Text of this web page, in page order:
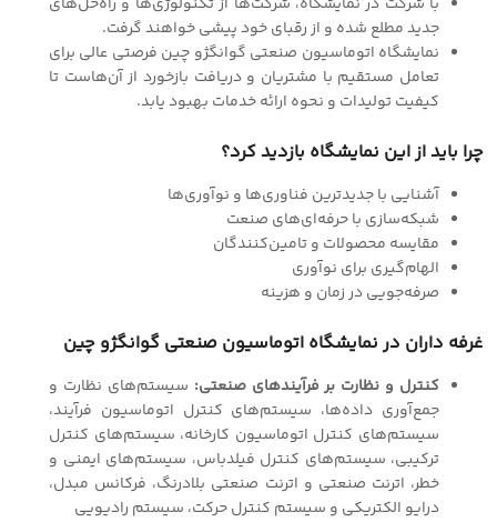
جدید مطلع شده و از رقبای خود پیشی خواهند گرفت.
نمایشگاه اتوماسیون صنعتی گوانگژو چین فرصتی عالی برای
تعامل مستقیم با مشتریان و دریافت بازخورد از آن‌هاست تا
کیفیت تولیدات و نحوه ارائه خدمات بهبود یابد.
چرا باید از این نمایشگاه بازدید کرد؟
آشنایی با جدیدترین فناوری‌ها و نوآوری‌ها
شبکه‌سازی با حرفه‌ای‌های صنعت
مقایسه محصولات و تامین‌کنندگان
الهام‌گیری برای نوآوری
صرفه‌جویی در زمان و هزینه
غرفه داران در نمایشگاه اتوماسیون صنعتی گوانگژو چین
کنترل و نظارت بر فرآیندهای صنعتی: سیستم‌های نظارت و
جمع‌آوری داده‌ها، سیستم‌های کنترل اتوماسیون فرآیند،
سیستم‌های کنترل اتوماسیون کارخانه، سیستم‌های کنترل
ترکیبی، سیستم‌های کنترل فیلدباس، سیستم‌های ایمنی و
خطر، اترنت صنعتی و اترنت صنعتی بلادرنگ، فرکانس مبدل،
درایو الکتریکی و سیستم کنترل حرکت، سیستم رادیویی